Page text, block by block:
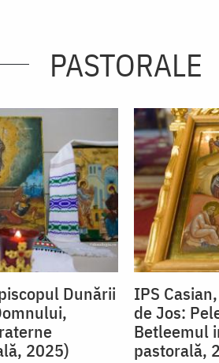
PASTORALE
Dunării
2025)
IPS
de Jos:
Betleemul
pastorală,